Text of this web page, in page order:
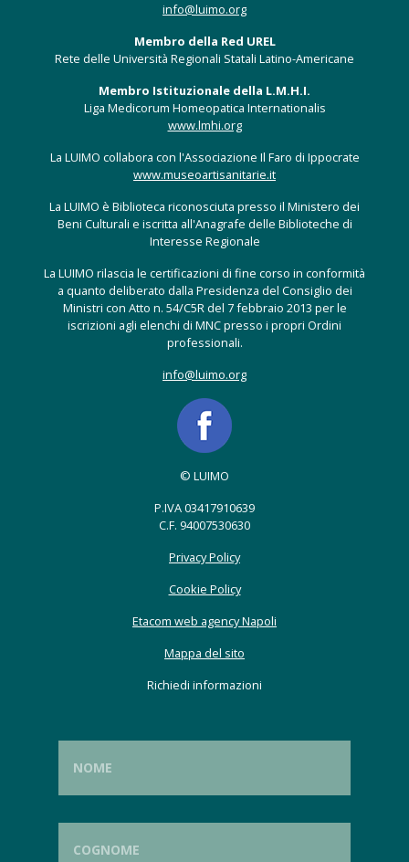
info@luimo.org
Membro della Red UREL
Rete delle Università Regionali Statali Latino-Americane
Membro Istituzionale della L.M.H.I.
Liga Medicorum Homeopatica Internationalis
www.lmhi.org
La LUIMO collabora con l'Associazione Il Faro di Ippocrate
www.museoartisanitarie.it
La LUIMO è Biblioteca riconosciuta presso il Ministero dei
Beni Culturali e iscritta all'Anagrafe delle Biblioteche di
Interesse Regionale
La LUIMO rilascia le certificazioni di fine corso in conformità
a quanto deliberato dalla Presidenza del Consiglio dei
Ministri con Atto n. 54/C5R del 7 febbraio 2013 per le
iscrizioni agli elenchi di MNC presso i propri Ordini
professionali.
info@luimo.org
© LUIMO
P.IVA 03417910639
C.F. 94007530630
Privacy Policy
Cookie Policy
Etacom web agency Napoli
Mappa del sito
Richiedi informazioni